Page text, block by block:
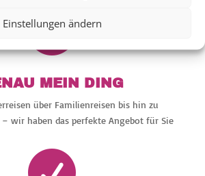
Einstellungen ändern

MEIN DING
über Familienreisen bis hin zu
wir haben das perfekte Angebot für Sie